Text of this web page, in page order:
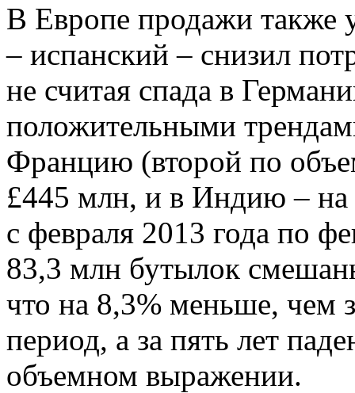
В Европе продажи также
– испанский – снизил
не считая спада в
положительными
Францию (второй по
£445 млн, и в Индию – на
с февраля 2013 года по
83,3 млн бутылок
что на 8,3% меньше, чем
период, а за пять лет
объемном выражении.